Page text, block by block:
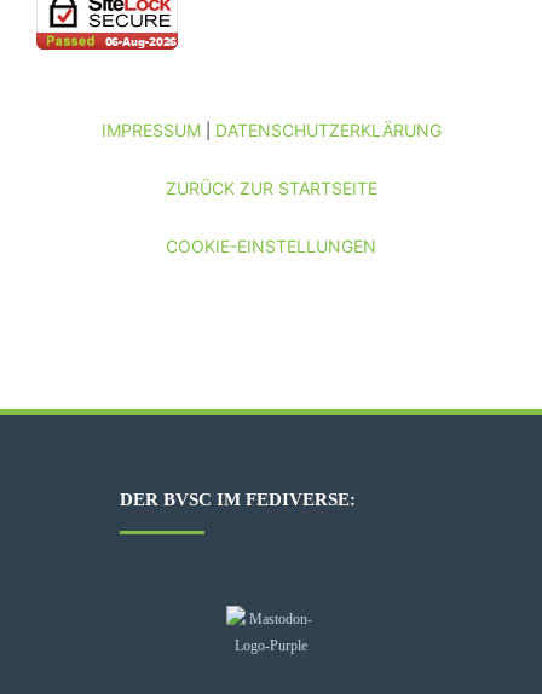
IMPRESSUM| DATENSCHUTZERKLÄRUNG
ZURÜCK ZUR STARTSEITE
COOKIE-EINSTELLUNGEN
DER BVSC IM FEDIVERSE: